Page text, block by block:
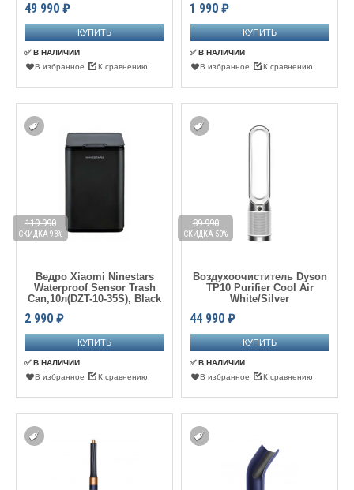
49 990 ₽
✅ В НАЛИЧИИ
В избранное
К сравнению
1 990 ₽
✅ В НАЛИЧИИ
В избранное
К сравнению
Ведро Xiaomi Ninestars
Waterproof Sensor Trash
Can,10л(DZT-10-35S), Black
2 990 ₽
119 990
СКИДКА 98%
✅ В НАЛИЧИИ
В избранное
К сравнению
Воздухоочиститель Dyson
TP10 Purifier Cool Air
White/Silver
44 990 ₽
89 990
СКИДКА 50%
✅ В НАЛИЧИИ
В избранное
К сравнению